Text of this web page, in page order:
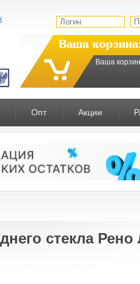
Ваша
Ваша
Опт Акции
стекла